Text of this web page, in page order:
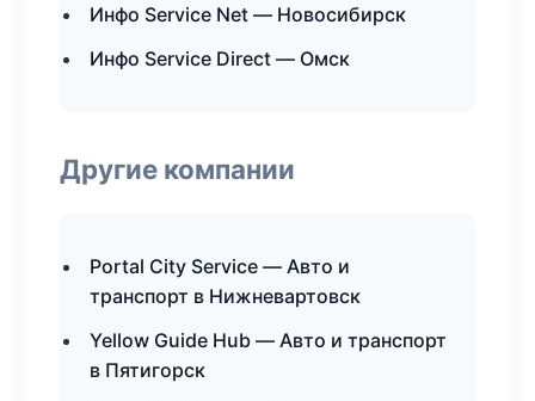
Инфо Service Net — Новосибирск
Инфо Service Direct — Омск
Другие компании
Portal City Service — Авто и
транспорт в Нижневартовск
Yellow Guide Hub — Авто и транспорт
в Пятигорск